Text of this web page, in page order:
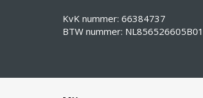
KvK nummer: 66384737
BTW nummer: NL856526605B01